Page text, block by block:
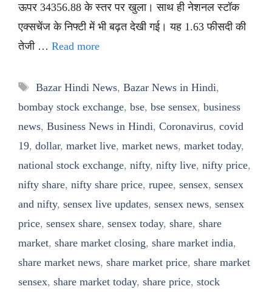
ऊपर 34356.88 के स्तर पर खुला। साथ ही नेशनल स्टॉक
एक्सचेंज के निफ्टी में भी बढ़त देखी गई। यह 1.63 फीसदी की
तेजी … Read more
Tags
Bazar Hindi News, Bazar News in Hindi,
bombay stock exchange, bse, bse sensex, business
news, Business News in Hindi, Coronavirus, covid
19, dollar, market live, market news, market today,
national stock exchange, nifty, nifty live, nifty price,
nifty share, nifty share price, rupee, sensex, sensex
and nifty, sensex live updates, sensex news, sensex
price, sensex share, sensex today, share, share
market, share market closing, share market india,
share market news, share market price, share market
sensex, share market today, share price, stock